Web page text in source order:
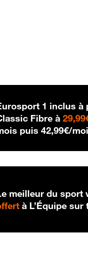
1 inclus à
Fibre à
puis42,99€/
meilleur du sport
à L’Équipe